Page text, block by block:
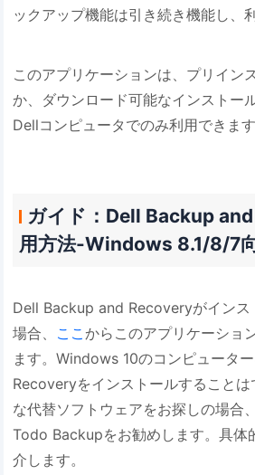
ックアップ機能は引き続き機能し、
このアプリケーションは、プリイン
か、ダウンロード可能なインストー
Dellコンピュータでのみ利用できます
ガイド：Dell Backup
用方法-Windows 8.1/8/7
Dell Backup and Recoveryがインス
場合、 ここからこのアプリケーショ
ます。Windows 10のコンピュータ
Recoveryをインストールすることは
な代替ソフトウェアをお探しの場合
Todo Backupをお勧めします。具体
介します。